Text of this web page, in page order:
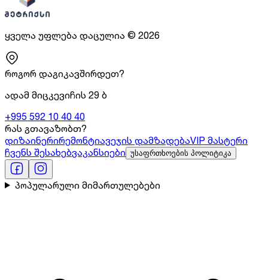
ყველა უფლება დაცულია © 2026
როგორ დაგიკავშირდეთ?
ადამ მიცკევიჩის 29 ბ
+995 592 10 40 40
რას გთავაზობთ?
დიზაინერირემონტიავეჯის დამზადებაVIP მასტერი
ჩვენს შესახებვაკანსიები უსაფრთხოების პოლიტიკა
პოპულარული მიმართულებები